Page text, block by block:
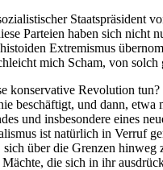
Staatspräsident
Parteien haben sich nicht
Extremismus
mich Scham, von
konservative Revolution
beschäftigt, und dann,
und insbesondere eines
ist natürlich in Verruf
über die Grenzen
die sich in ihr